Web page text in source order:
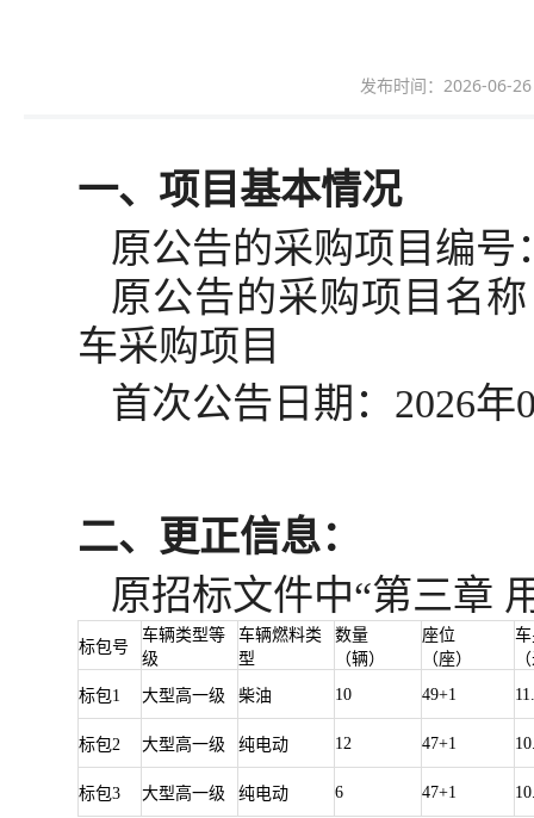
发布时间：2026-06-
一、项目基本情况
原公告的采购项目编号
原公告的采购项目名
车采购项目
首次公告日期： 2026年
二、更正信息：
原招标文件中“第三章
标包号
车辆类型等
级
车辆燃料类
型
数量
（辆）
座位
（座）
标包1 大型高一级 柴油 10 49+1
标包2 大型高一级 纯电动 12 47+1
标包3 大型高一级 纯电动 6 47+1